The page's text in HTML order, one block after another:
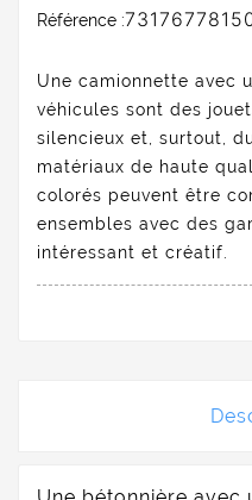
Référence :
Une camionnette avec
véhicules sont des
silencieux et, surtout,
matériaux de haute
colorés peuvent être
ensembles avec des
intéressant et créatif.